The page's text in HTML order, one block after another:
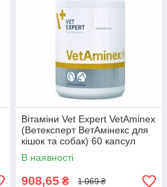
Вітаміни Vet Expert VetAminex
(Ветексперт ВетАмінекс для
кішок та собак) 60 капсул
В наявності
908,65 ₴ 1 069 ₴